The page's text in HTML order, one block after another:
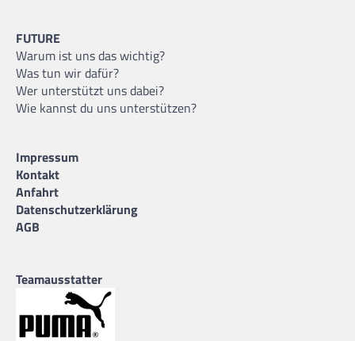
FUTURE
Warum ist uns das wichtig?
Was tun wir dafür?
Wer unterstützt uns dabei?
Wie kannst du uns unterstützen?
Impressum
Kontakt
Anfahrt
Datenschutzerklärung
AGB
Teamausstatter